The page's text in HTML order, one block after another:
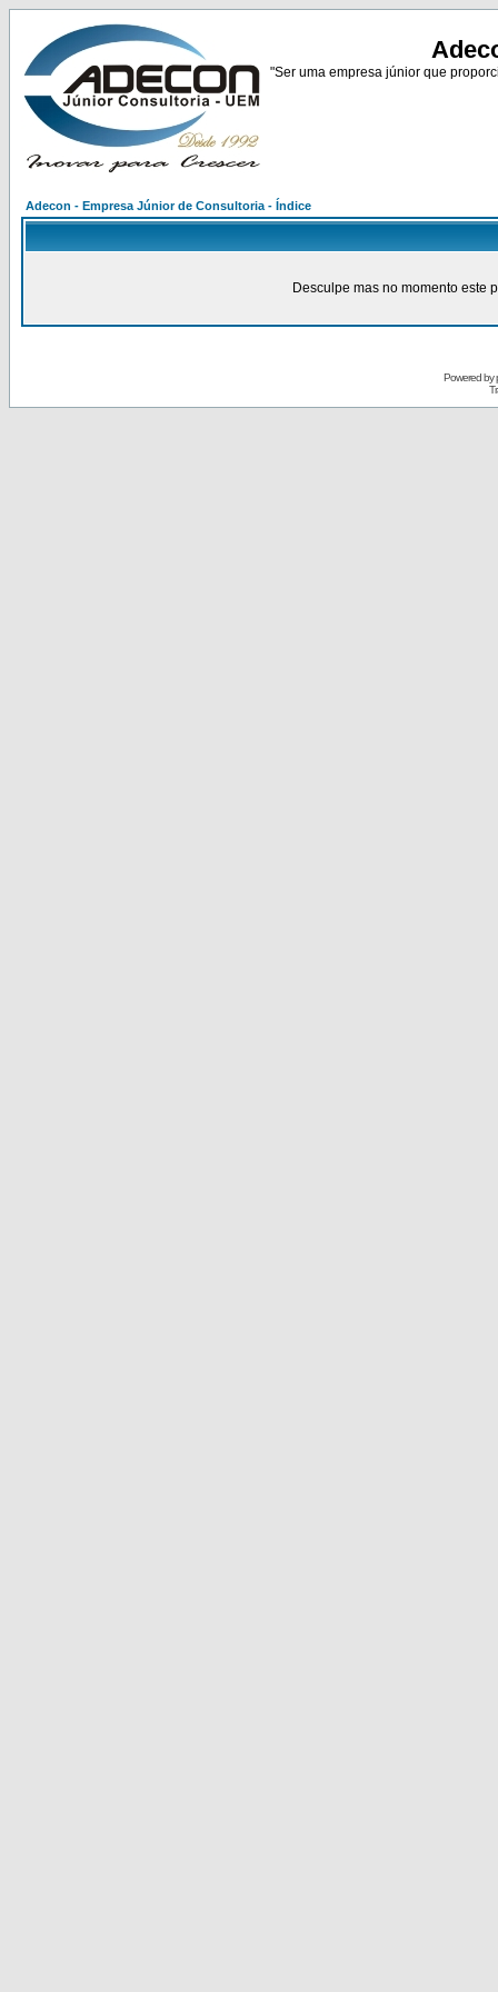
"Ser uma empresa júnior que
Adecon - Empresa Júnior de Consultoria - Índice
Desculpe mas no momento este
Powered by